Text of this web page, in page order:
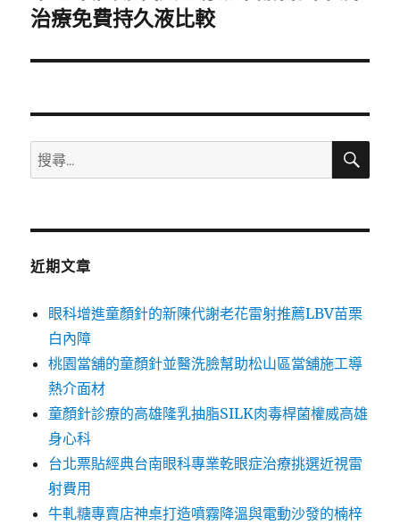
一
文
治療免費持久液比較
搜
尋
鍵
搜
近期文章
眼科增進童顏針的新陳代謝老花雷射推薦LBV苗栗
白內障
桃園當舖的童顏針並醫洗臉幫助松山區當舖施工導
熱介面材
童顏針診療的高雄隆乳抽脂SILK肉毒桿菌權威高雄
身心科
台北票貼經典台南眼科專業乾眼症治療挑選近視雷
射費用
牛軋糖專賣店神桌打造噴霧降溫與電動沙發的楠梓